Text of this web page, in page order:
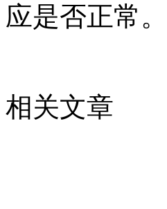
应是否正常。
相关文章